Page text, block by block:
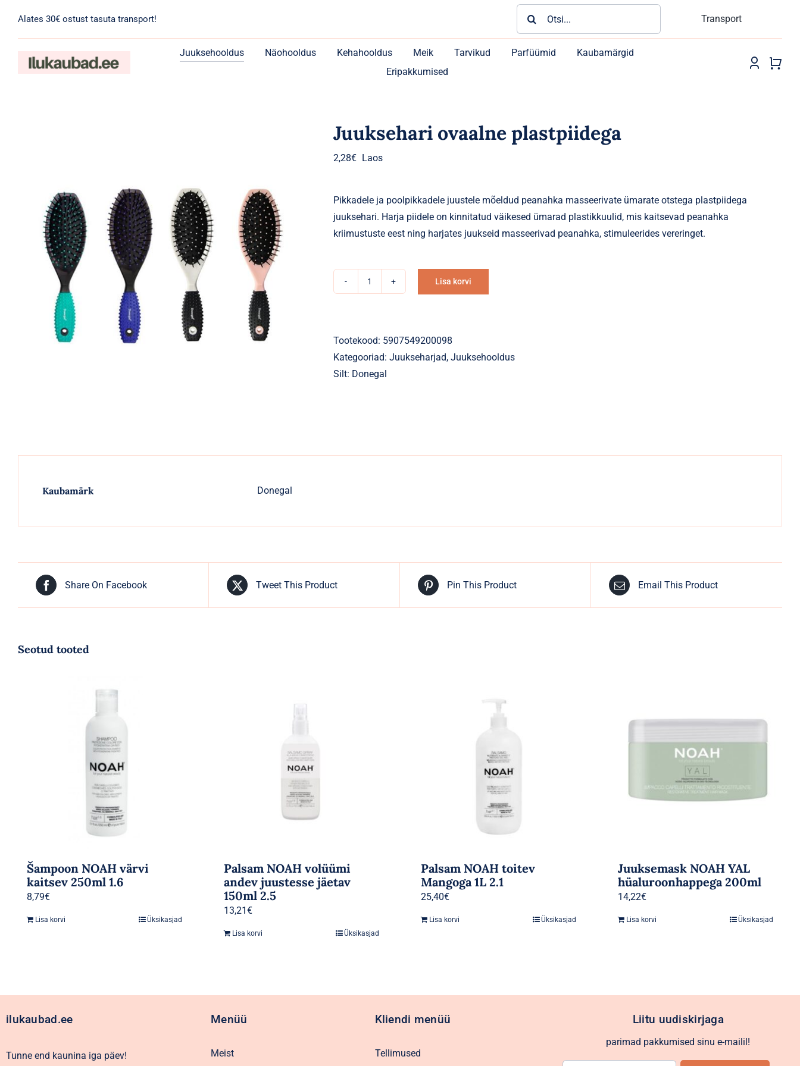
content
Alates 30€ ostust tasuta transport! Transport
Juuksehooldus Näohooldus Kehahooldus Meik Tarvikud Parfüümid
Kaubamärgid
Eripakkumised
Juuksehari ovaalne plastpiidega
2,28€ Laos
Pikkadele ja poolpikkadele juustele mõeldud peanahka masseerivate ümarate otstega plastpiidega
juuksehari. Harja piidele on kinnitatud väikesed ümarad plastikkuulid, mis kaitsevad peanahka
kriimustuste eest ning harjates juukseid masseerivad peanahka, stimuleerides vereringet.
kogus
Lisa korvi
Alternative:
Tootekood: 5907549200098
Kategooriad: Juukseharjad, Juuksehooldus
Silt: Donegal
Kaubamärk Donegal
Share On Facebook Tweet This Product Pin This Product Email This Product
Seotud tooted
Šampoon NOAH värvi
kaitsev 250ml 1.6
8,79€
Lisa korvi Üksikasjad
Palsam NOAH volüümi
andev juustesse jäetav
150ml 2.5
13,21€
Lisa korvi Üksikasjad
Palsam NOAH toitev
Mangoga 1L 2.1
25,40€
Lisa korvi Üksikasjad
Juuksemask NOAH YAL
hüaluroonhappega 200ml
14,22€
Lisa korvi Üksikasjad
ilukaubad.ee
Tunne end kaunina iga päev!
Menüü
Meist
Kliendi menüü
Tellimused
Liitu uudiskirjaga
parimad pakkumised sinu e-mailil!